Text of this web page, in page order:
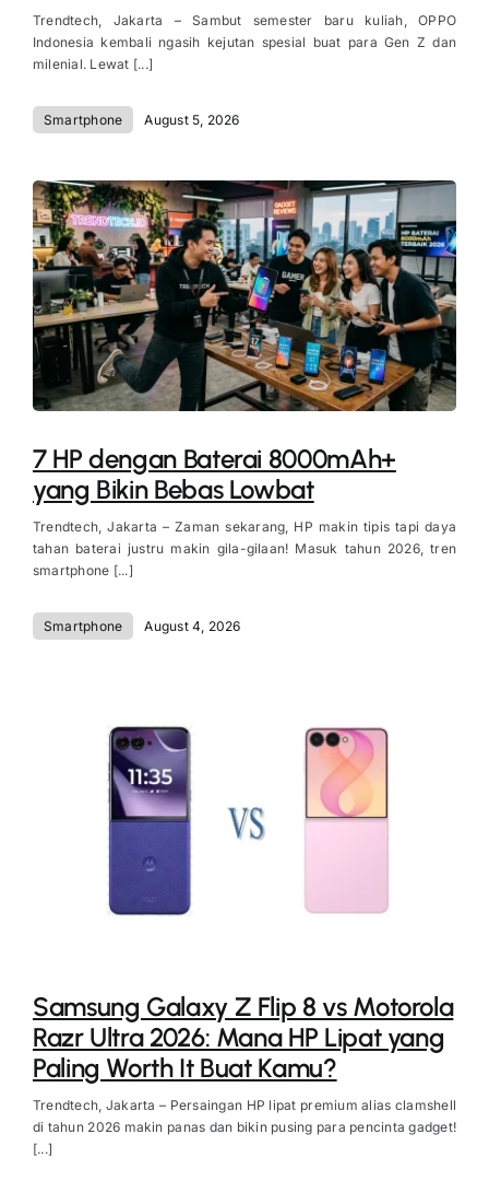
Trendtech, Jakarta – Sambut semester baru kuliah, OPPO
Indonesia kembali ngasih kejutan spesial buat para Gen Z dan
milenial. Lewat [...]
Smartphone August 5, 2026
7 HP dengan Baterai 8000mAh+
yang Bikin Bebas Lowbat
Trendtech, Jakarta – Zaman sekarang, HP makin tipis tapi daya
tahan baterai justru makin gila-gilaan! Masuk tahun 2026, tren
smartphone [...]
Smartphone August 4, 2026
Samsung Galaxy Z Flip 8 vs Motorola
Razr Ultra 2026: Mana HP Lipat yang
Paling Worth It Buat Kamu?
Trendtech, Jakarta – Persaingan HP lipat premium alias clamshell
di tahun 2026 makin panas dan bikin pusing para pencinta gadget!
[...]